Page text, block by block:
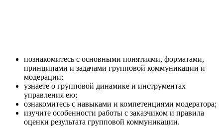
познакомитесь с основными понятиями, форматами,
принципами и задачами групповой коммуникации и
модерации;
узнаете о групповой динамике и инструментах
управления ею;
ознакомитесь с навыками и компетенциями модератора;
изучите особенности работы с заказчиком и правила
оценки результата групповой коммуникации.